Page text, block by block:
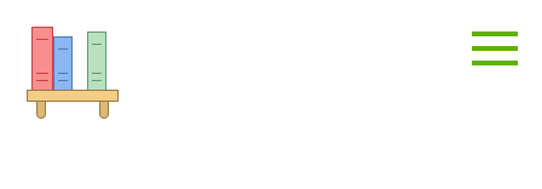
контенту